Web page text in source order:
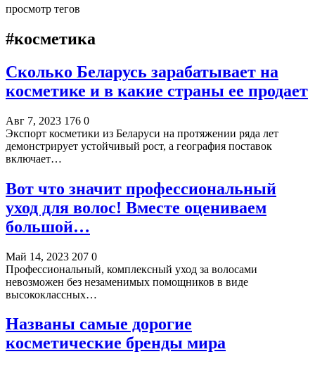
просмотр тегов
#косметика
Сколько Беларусь зарабатывает на
косметике и в какие страны ее продает
Авг 7, 2023 176 0
Экспорт косметики из Беларуси на протяжении ряда лет
демонстрирует устойчивый рост, а география поставок
включает…
Вот что значит профессиональный
уход для волос! Вместе оцениваем
большой…
Май 14, 2023 207 0
Профессиональный, комплексный уход за волосами
невозможен без незаменимых помощников в виде
высококлассных…
Названы самые дорогие
косметические бренды мира